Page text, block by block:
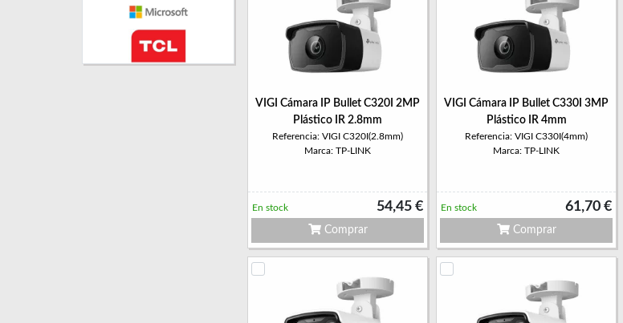
VIGI Cámara IP Bullet C320I 2MP
Plástico IR 2.8mm
Referencia: VIGI C320I(2.8mm)
Marca: TP-LINK
54,45 €
En stock
Comprar
VIGI Cámara IP Bullet C330I 3MP
Plástico IR 4mm
Referencia: VIGI C330I(4mm)
Marca: TP-LINK
61,70 €
En stock
Comprar